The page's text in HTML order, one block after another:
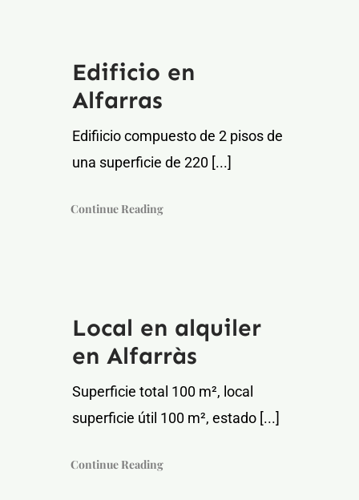
Edificio en
Alfarras
Edifiicio compuesto de 2 pisos de
una superficie de 220 [...]
Continue Reading
Local en alquiler
en Alfarràs
Superficie total 100 m², local
superficie útil 100 m², estado [...]
Continue Reading